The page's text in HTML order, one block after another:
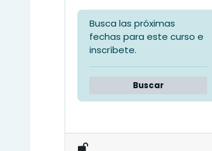
Busca las próximas
fechas para este curso e
inscríbete.
Buscar